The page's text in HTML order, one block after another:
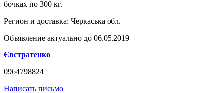
бочках по 300 кг.
Регион и доставка: Черкаська обл.
Объявление актуально до 06.05.2019
Євстратенко
0964798824
Написать письмо